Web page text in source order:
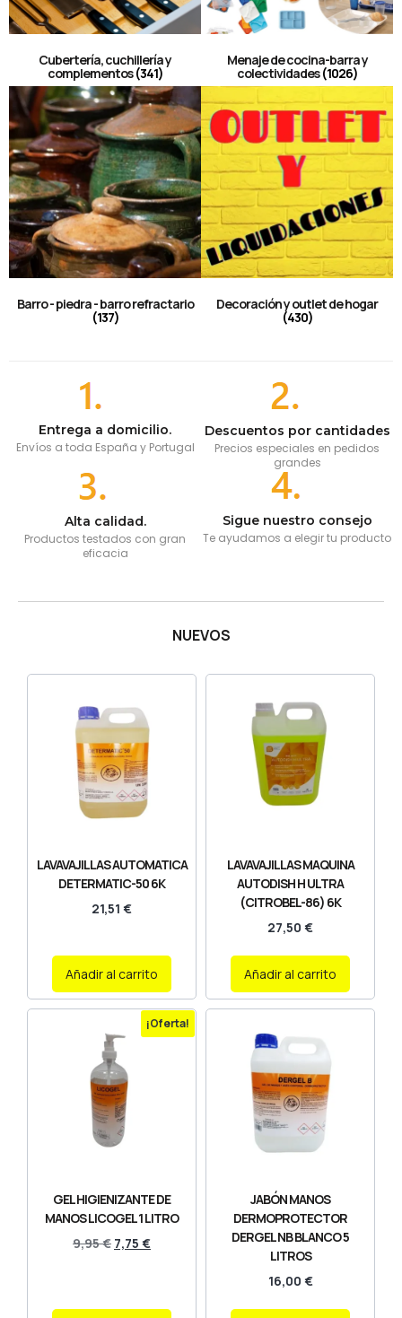
Cubertería, cuchillería y
complementos(341)
Menaje de cocina-barra y
colectividades(1026)
Barro - piedra - barro refractario
(137)
Decoración y outlet de hogar
(430)
Entrega a domicilio.
Envíos a toda España y Portugal
Descuentos por cantidades
Precios especiales en pedidos
grandes
Alta calidad.
Productos testados con gran
eficacia
Sigue nuestro consejo
Te ayudamos a elegir tu producto
NUEVOS
LAVAVAJILLAS AUTOMATICA
DETERMATIC-50 6K
21,51 €
Añadir al carrito
LAVAVAJILLAS MAQUINA
AUTODISH H ULTRA
(CITROBEL-86) 6K
27,50 €
Añadir al carrito
¡Oferta!
GEL HIGIENIZANTE DE
MANOS LICOGEL 1 LITRO
9,95€ 7,75 €
JABÓN MANOS
DERMOPROTECTOR
DERGEL NB BLANCO 5
LITROS
16,00 €